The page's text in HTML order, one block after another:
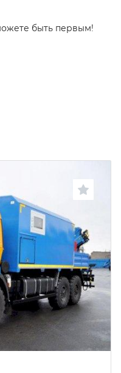
быть первым!